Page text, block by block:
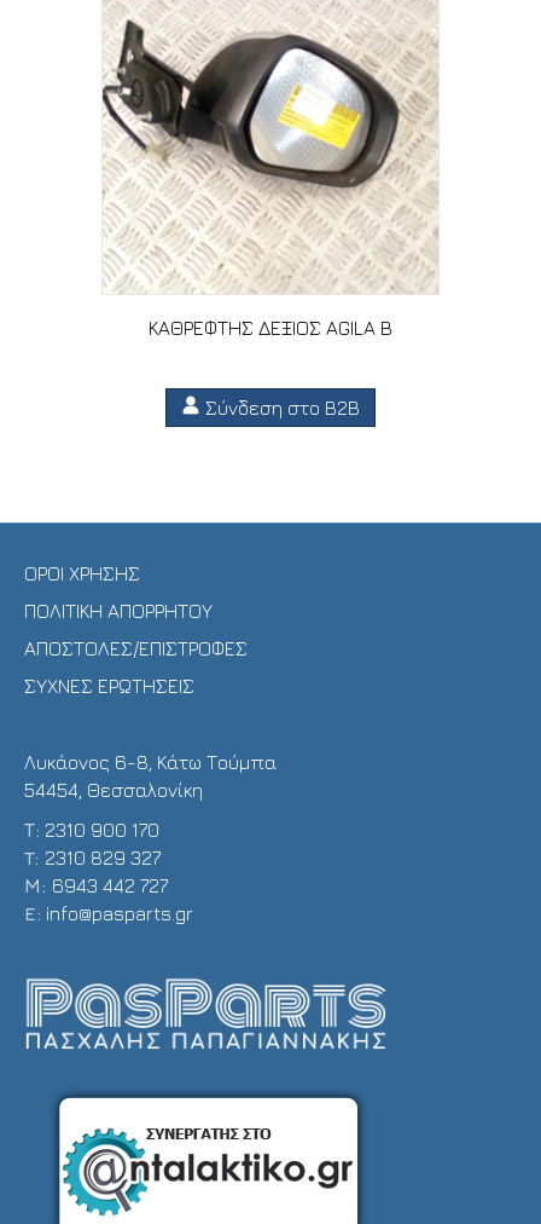
ΚΑΘΡΕΦΤΗΣ ΔΕΞΙΟΣ AGILA B
Σύνδεση στο B2B
ΟΡΟΙ ΧΡΗΣΗΣ
ΠΟΛΙΤΙΚΗ ΑΠΟΡΡΗΤΟΥ
ΑΠΟΣΤΟΛΕΣ/ΕΠΙΣΤΡΟΦΕΣ
ΣΥΧΝΕΣ ΕΡΩΤΗΣΕΙΣ
Λυκάονος 6-8, Κάτω Τούμπα
54454, Θεσσαλονίκη
Τ: 2310 900 170
T: 2310 829 327
Μ: 6943 442 727
E: info@pasparts.gr